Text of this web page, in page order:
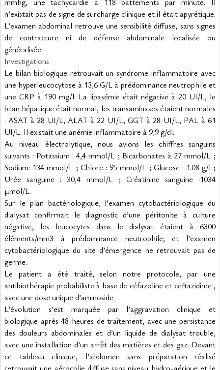
n’existait pas de signe de surcharge clinique et il était apyrétique.
L’examen abdominal retrouve une sensibilité diffuse, sans signes
de contracture ni de défense abdominale localisée ou
généralisée.
Investigations
Le bilan biologique retrouvait un syndrome inflammatoire avec
une hyperleucocytose à 13,6 G/L à prédominance neutrophile et
une CRP à 190 mg/l. La lipasémie était négative à 20 UI/L, le
bilan hépatique était normal, les transaminases étaient normales
: ASAT à 28 UI/L, ALAT à 22 UI/L, GGT à 28 UI/L, PAL à 61
UI/L. Il existait une anémie inflammatoire à 9,9 g/dl.
Au niveau électrolytique, nous avions les chiffres sanguins
suivants : Potassium : 4,4 mmol/L ; Bicarbonates à 27 mmol/L ;
Sodium: 134 mmol/L ; Chlore : 95 mmol/L ; Glucose : 1.08 g/L;
Urée sanguine : 30,4 mmol/L ; Créatinine sanguine :1034
µmol/L.
Sur le plan bactériologique, l’examen cytobactériologique du
dialysat confirmait le diagnostic d’une péritonite à culture
négative, les leucocytes dans le dialysat étaient à 6300
éléments/mm3 à prédominance neutrophile, et l’examen
cytobactériologique du site d’émergence ne retrouvait pas de
germe.
Le patient a été traité, selon notre protocole, par une
antibiothérapie probabiliste à base de céfazoline et ceftazidime ,
avec une dose unique d’aminoside.
L’évolution s’est marquée par l’aggravation clinique et
biologique après 48 heures de traitement, avec une persistance
des douleurs abdominales et d’un liquide de dialysat trouble,
avec une installation d’un arrêt des matières et des gaz. Devant
ce tableau clinique, l’abdomen sans préparation réalisé